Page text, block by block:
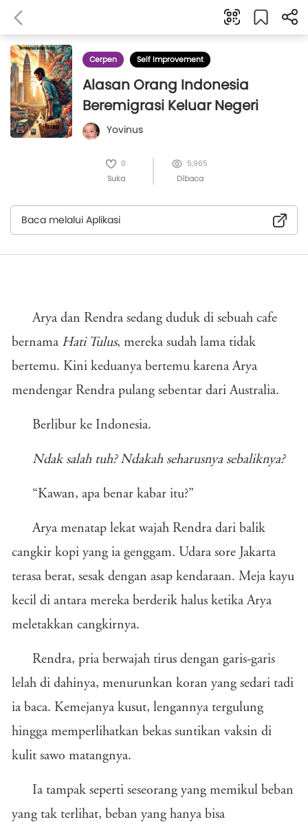
Cerpen Self Improvement
Alasan Orang Indonesia
Beremigrasi Keluar Negeri
Yovinus
0
Suka
5,965
Dibaca
Baca melalui Aplikasi
Arya dan Rendra sedang duduk di sebuah cafe
bernama Hati Tulus, mereka sudah lama tidak
bertemu. Kini keduanya bertemu karena Arya
mendengar Rendra pulang sebentar dari Australia.
Berlibur ke Indonesia.
Ndak salah tuh? Ndakah seharusnya sebaliknya?
“Kawan, apa benar kabar itu?”
Arya menatap lekat wajah Rendra dari balik
cangkir kopi yang ia genggam. Udara sore Jakarta
terasa berat, sesak dengan asap kendaraan. Meja kayu
kecil di antara mereka berderik halus ketika Arya
meletakkan cangkirnya.
Rendra, pria berwajah tirus dengan garis-garis
lelah di dahinya, menurunkan koran yang sedari tadi
ia baca. Kemejanya kusut, lengannya tergulung
hingga memperlihatkan bekas suntikan vaksin di
kulit sawo matangnya.
Ia tampak seperti seseorang yang memikul beban
yang tak terlihat, beban yang hanya bisa